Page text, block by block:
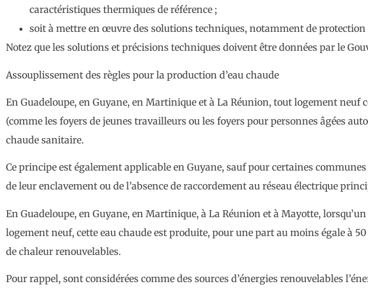
caractéristiques thermiques de référence ;
soit à mettre en œuvre des solutions techniques, notamment de
Notez que les solutions et précisions techniques doivent être données par le
Assouplissement des règles pour la production d’eau chaude
En Guadeloupe, en Guyane, en Martinique et à La Réunion, tout logement
(comme les foyers de jeunes travailleurs ou les foyers pour personnes âgées
chaude sanitaire.
Ce principe est également applicable en Guyane, sauf pour certaines
de leur enclavement ou de l’absence de raccordement au réseau électrique
En Guadeloupe, en Guyane, en Martinique, à La Réunion et à Mayotte,
logement neuf, cette eau chaude est produite, pour une part au moins égale à
de chaleur renouvelables.
Pour rappel, sont considérées comme des sources d’énergies renouvelables